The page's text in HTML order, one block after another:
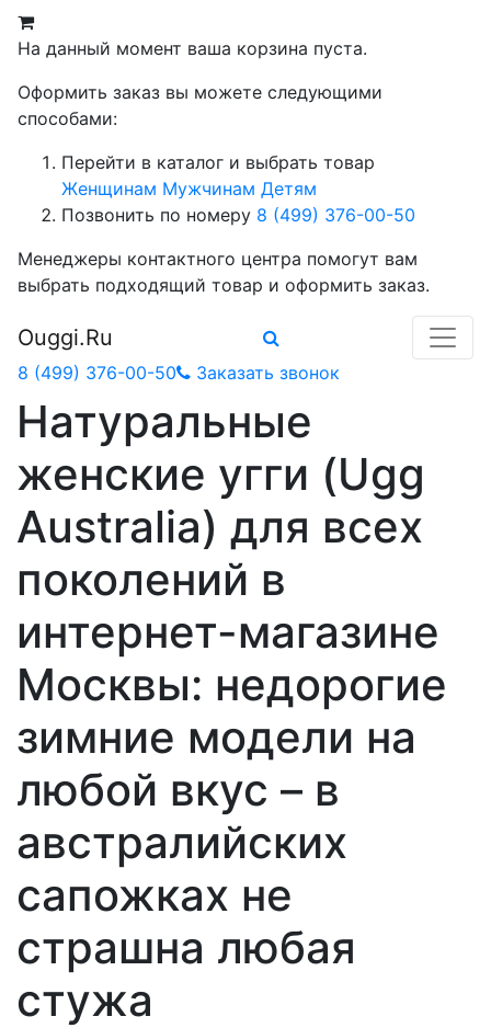
На данный момент ваша корзина пуста.
Оформить заказ вы можете следующими
способами:
Перейти в каталог и выбрать товар
Женщинам Мужчинам Детям
Позвонить по номеру 8 (499) 376-00-50
Менеджеры контактного центра помогут вам
выбрать подходящий товар и оформить заказ.
Ouggi.Ru
8 (499) 376-00-50 Заказать звонок
Натуральные
женские угги (Ugg
Australia) для всех
поколений в
интернет-магазине
Москвы: недорогие
зимние модели на
любой вкус – в
австралийских
сапожках не
страшна любая
стужа